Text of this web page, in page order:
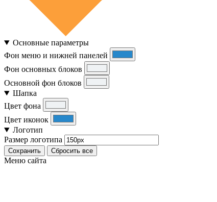
Основные параметры
Фон меню и нижней панелей
Фон основных блоков
Основной фон блоков
Шапка
Цвет фона
Цвет иконок
Логотип
Размер логотипа
Сохранить Сбросить все
Меню сайта